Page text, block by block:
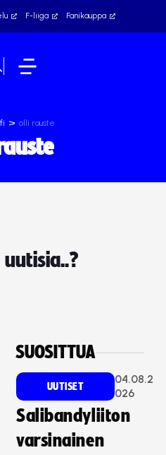
F-liiga Fanikauppa
> olli rauste
SUOSITTUA
UUTISET
04.08.2
026
Salibandyliiton
varsinainen